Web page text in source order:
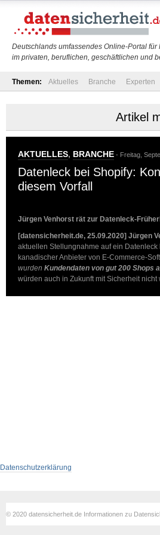
Deutschlands umfassendes Online-Portal
im privaten, beruflichen, geschäftlichen und
Themen: Aktuelles Branche Experten
Artikel
AKTUELLES, BRANCHE - Freitag,
Datenleck bei Shopify:
diesem Vorfall
Jürgen Venhorst rät zur Datenleck-
[datensicherheit.de, 25.09.2020] Jürgen
aktuellen Stellungnahme auf ein
kanadischer Anbieter von E-Commerce-
wurden Kundendaten von gut 200 Shops
würden auch in Zukunft mit Sicherheit nicht
Datenschutzerklärung
© 2020 datensicherheit.de Informationen zu